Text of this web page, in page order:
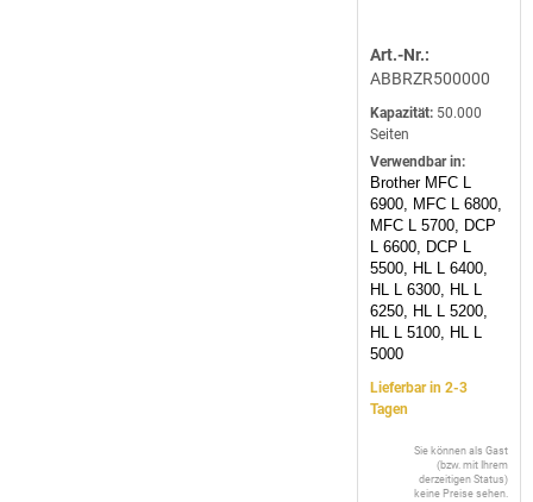
Art.-Nr.:
ABBRZR500000
Kapazität: 50.000
Seiten
Verwendbar in:
Brother MFC L
6900, MFC L 6800,
MFC L 5700, DCP
L 6600, DCP L
5500, HL L 6400,
HL L 6300, HL L
6250, HL L 5200,
HL L 5100, HL L
5000
Lieferbar in 2-3
Tagen
Sie können als Gast
(bzw. mit Ihrem
derzeitigen Status)
keine Preise sehen.